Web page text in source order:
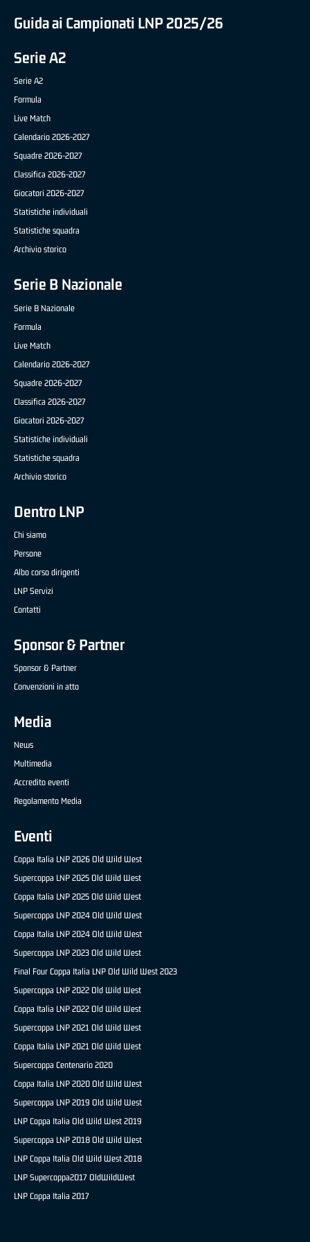
Guida ai Campionati LNP 2025/26
Serie A2
Serie A2
Formula
Live Match
Calendario 2026-2027
Squadre 2026-2027
Classifica 2026-2027
Giocatori 2026-2027
Statistiche individuali
Statistiche squadra
Archivio storico
Serie B Nazionale
Serie B Nazionale
Formula
Live Match
Calendario 2026-2027
Squadre 2026-2027
Classifica 2026-2027
Giocatori 2026-2027
Statistiche individuali
Statistiche squadra
Archivio storico
Dentro LNP
Chi siamo
Persone
Albo corso dirigenti
LNP Servizi
Contatti
Sponsor & Partner
Sponsor & Partner
Convenzioni in atto
Media
News
Multimedia
Accredito eventi
Regolamento Media
Eventi
Coppa Italia LNP 2026 Old Wild West
Supercoppa LNP 2025 Old Wild West
Coppa Italia LNP 2025 Old Wild West
Supercoppa LNP 2024 Old Wild West
Coppa Italia LNP 2024 Old Wild West
Supercoppa LNP 2023 Old Wild West
Final Four Coppa Italia LNP Old Wild West 2023
Supercoppa LNP 2022 Old Wild West
Coppa Italia LNP 2022 Old Wild West
Supercoppa LNP 2021 Old Wild West
Coppa Italia LNP 2021 Old Wild West
Supercoppa Centenario 2020
Coppa Italia LNP 2020 Old Wild West
Supercoppa LNP 2019 Old Wild West
LNP Coppa Italia Old Wild West 2019
Supercoppa LNP 2018 Old Wild West
LNP Coppa Italia Old Wild West 2018
LNP Supercoppa2017 OldWildWest
LNP Coppa Italia 2017